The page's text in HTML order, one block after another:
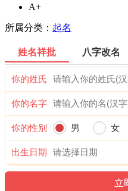
A+
所属分类： 起名
姓名祥批 八字改名
你的姓氏
你的名字
你的性别 男 女
出生日期